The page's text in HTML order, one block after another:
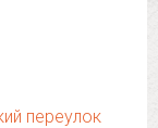
переулок